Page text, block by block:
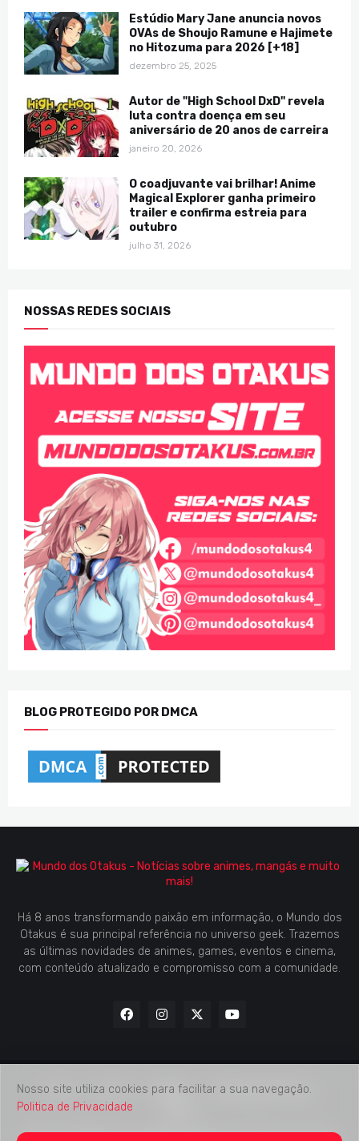
Estúdio Mary Jane anuncia novos
OVAs de Shoujo Ramune e Hajimete
no Hitozuma para 2026 [+18]
dezembro 25, 2025
Autor de "High School DxD" revela
luta contra doença em seu
aniversário de 20 anos de carreira
janeiro 20, 2026
O coadjuvante vai brilhar! Anime
Magical Explorer ganha primeiro
trailer e confirma estreia para
outubro
julho 31, 2026
NOSSAS REDES SOCIAIS
BLOG PROTEGIDO POR DMCA
Há 8 anos transformando paixão em informação, o Mundo dos
Otakus é sua principal referência no universo geek. Trazemos
as últimas novidades de animes, games, eventos e cinema,
com conteúdo atualizado e compromisso com a comunidade.
Home Contato Midia Kit
Verificação de Fatos
Nosso site utiliza cookies para facilitar a sua navegação.
Politica de Privacidade